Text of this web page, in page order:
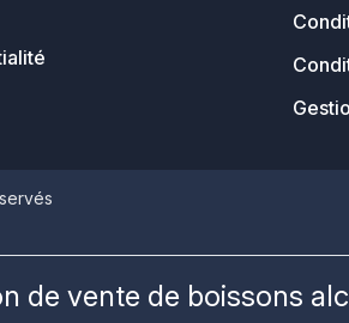
de vente de boissons